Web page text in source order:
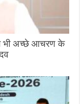
भी अच्छे आचरण के